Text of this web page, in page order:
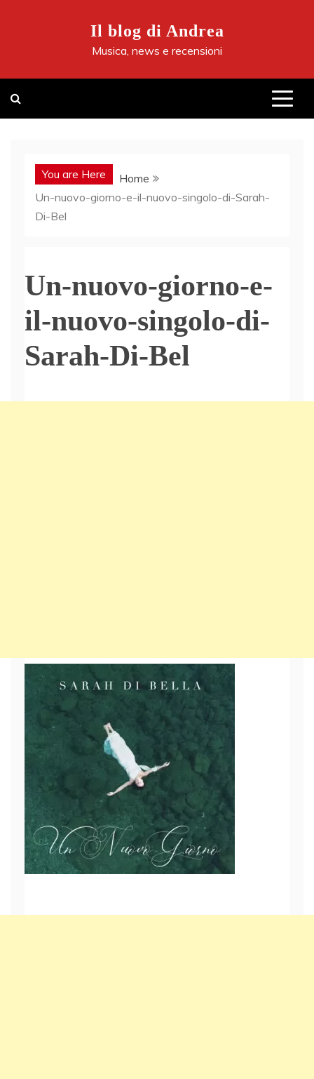
Il blog di Andrea
Musica, news e recensioni
You are Here
Home
Un-nuovo-giorno-e-il-nuovo-singolo-di-Sarah-
Di-Bel
Un-nuovo-giorno-e-
il-nuovo-singolo-di-
Sarah-Di-Bel